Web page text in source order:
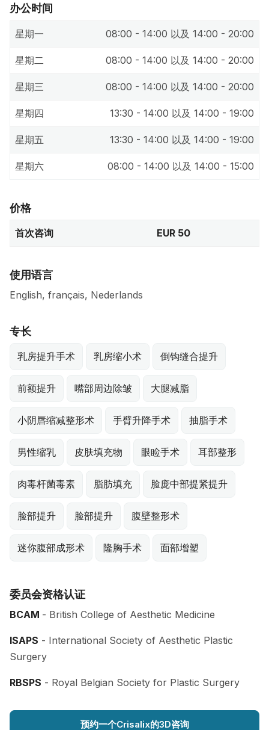
办公时间
星期一 08:00 - 14:00 以及 14:00 - 20:00
星期二 08:00 - 14:00 以及 14:00 - 20:00
星期三 08:00 - 14:00 以及 14:00 - 20:00
星期四 13:30 - 14:00 以及 14:00 - 19:00
星期五 13:30 - 14:00 以及 14:00 - 19:00
星期六 08:00 - 14:00 以及 14:00 - 15:00
价格
首次咨询 EUR 50
使用语言
English, français, Nederlands
专长
乳房提升手术 乳房缩小术 倒钩缝合提升
前额提升 嘴部周边除皱 大腿减脂
小阴唇缩减整形术 手臂升降手术 抽脂手术
男性缩乳 皮肤填充物 眼睑手术 耳部整形
肉毒杆菌毒素 脂肪填充 脸庞中部提紧提升
脸部提升 脸部提升 腹壁整形术
迷你腹部成形术 隆胸手术 面部增塑
委员会资格认证
BCAM - British College of Aesthetic Medicine
ISAPS - International Society of Aesthetic Plastic
Surgery
RBSPS - Royal Belgian Society for Plastic Surgery
预约一个Crisalix的3D咨询